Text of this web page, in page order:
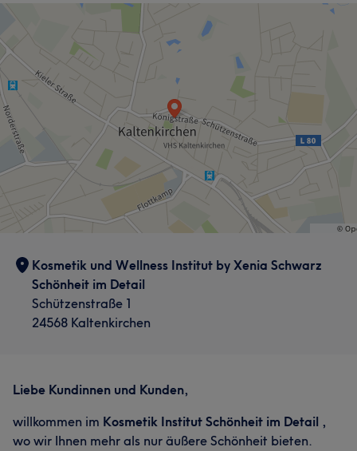
Gesicht
Haarentfernung
Kosmetik und Wellness Institut by Xenia Schwarz
Schönheit im Detail
Schützenstraße 1
24568 Kaltenkirchen
Liebe Kundinnen und Kunden,
willkommen im Kosmetik Institut Schönheit im Detail ,
wo wir Ihnen mehr als nur äußere Schönheit bieten.